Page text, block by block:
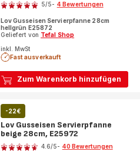
Zum Warenkorb hinzufügen
mit
5
Sternen
(Durchschnitt)
5/5- 4 Bewertungen
Lov Gusseisen Servierpfanne 28cm
hellgrün E25872
Geliefert von Tefal Shop
inkl. MwSt
Fast ausverkauft
-22€
Lov Gusseisen Servierpfanne
beige 28cm, E25972
Bewertung
4.6/5- 40 Bewertungen